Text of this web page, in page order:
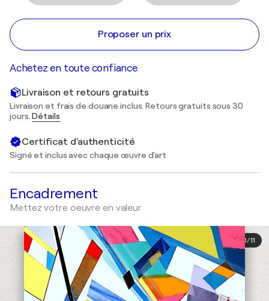
Proposer un prix
Achetez en toute confiance
Livraison et retours gratuits
Livraison et frais de douane inclus. Retours gratuits sous 30
jours.Détails
Certificat d'authenticité
Signé et inclus avec chaque œuvre d'art
Encadrement
Mettez votre oeuvre en valeur
1/11